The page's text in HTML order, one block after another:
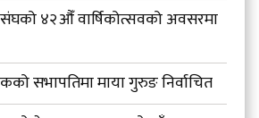
संघको ४२औँ वार्षिकोत्सवको अवसरमा
सभापतिमा माया गुरुङ निर्वाचित